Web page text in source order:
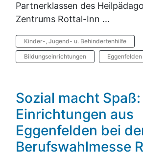
Partnerklassen des
Zentrums Rottal-Inn ...
Kinder-, Jugend- u. Behindertenhilfe
Bildungseinrichtungen Eggenfelden
Sozial macht
Einrichtungen aus
Eggenfelden bei
Berufswahlmesse